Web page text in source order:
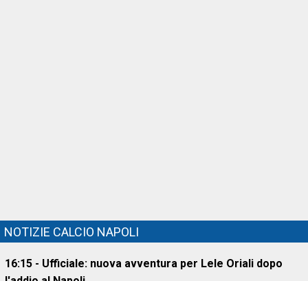
NOTIZIE CALCIO NAPOLI
16:15 - Ufficiale: nuova avventura per Lele Oriali dopo